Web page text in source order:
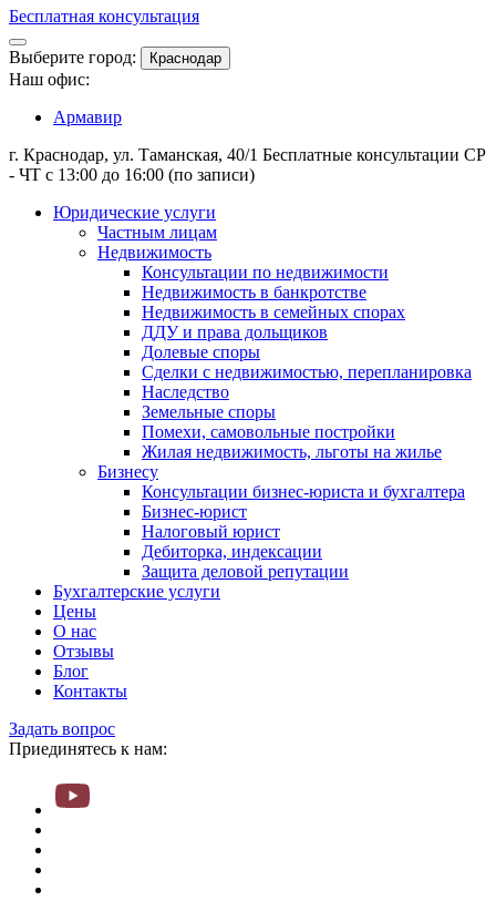
Бесплатная консультация
Выберите город: Краснодар
Наш офис:
Армавир
г. Краснодар, ул. Таманская, 40/1 Бесплатные консультации СР
- ЧТ с 13:00 до 16:00 (по записи)
Юридические услуги
Частным лицам
Недвижимость
Консультации по недвижимости
Недвижимость в банкротстве
Недвижимость в семейных спорах
ДДУ и права дольщиков
Долевые споры
Сделки с недвижимостью, перепланировка
Наследство
Земельные споры
Помехи, самовольные постройки
Жилая недвижимость, льготы на жилье
Бизнесу
Консультации бизнес-юриста и бухгалтера
Бизнес-юрист
Налоговый юрист
Дебиторка, индексации
Защита деловой репутации
Бухгалтерские услуги
Цены
О нас
Отзывы
Блог
Контакты
Задать вопрос
Приединятесь к нам: